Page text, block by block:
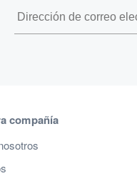
compañía